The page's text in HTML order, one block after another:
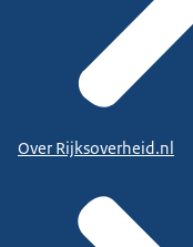
Over Rijksoverheid.nl